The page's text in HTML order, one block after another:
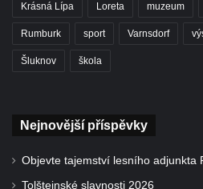
Krásná Lípa Loreta muzeum
Rumburk sport Varnsdorf
Šluknov škola
Nejnovější příspěvky
Objevte tajemství lesního adjunkta
Tolštejnské slavnosti 2026